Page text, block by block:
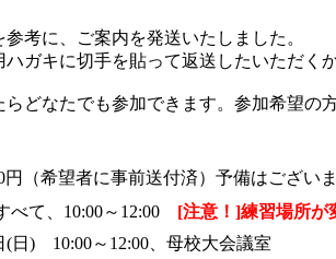
考に、ご案内を発送いたしました。
ハガキに切手を貼って返送したいただく
らどなたでも参加できます。参加希望の
円（希望者に事前送付済）予備はござい
べて、10:00～12:00 [注意！]練習場所が
(日) 10:00～12:00、母校大会議室